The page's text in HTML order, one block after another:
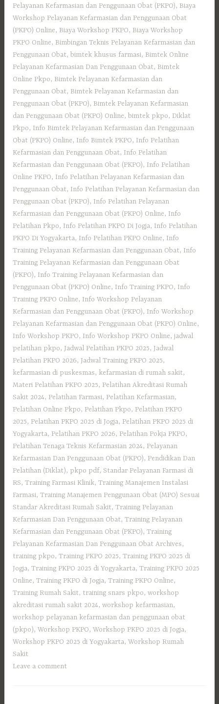
Pelayanan Kefarmasian dan Penggunaan Obat (PKPO), Biaya
Workshop Pelayanan Kefarmasian dan Penggunaan Obat
(PKPO) Online, Biaya Workshop PKPO, Biaya Workshop
PKPO Online, Bimbingan Teknis Pelayanan Kefarmasian dan
Penggunaan Obat, bimtek khusus farmasi, Bimtek Online
Pelayanan Kefarmasian Dan Penggunaan Obat, Bimtek
Online Pkpo, Bimtek Pelayanan Kefarmasian dan
Penggunaan Obat, Bimtek Pelayanan Kefarmasian dan
Penggunaan Obat (PKPO), Bimtek Pelayanan Kefarmasian
dan Penggunaan Obat (PKPO) Online, bimtek pkpo,Diklat
Pkpo, Info Bimtek Pelayanan Kefarmasian dan Penggunaan
Obat (PKPO) Online, Info Bimtek PKPO, Info Pelatihan
Kefarmasian dan Penggunaan Obat, Info Pelatihan
Kefarmasian dan Penggunaan Obat (PKPO), Info Pelatihan
Online PKPO, Info Pelatihan Pelayanan Kefarmasian dan
Penggunaan Obat, Info Pelatihan Pelayanan Kefarmasian dan
Penggunaan Obat (PKPO), Info Pelatihan Pelayanan
Kefarmasian dan Penggunaan Obat (PKPO) Online, Info
Pelatihan Pkpo, Info Pelatihan PKPO Di Jogja, Info Pelatihan
PKPO Di Yogyakarta, Info Pelatihan PKPO Online, Info
Training Pelayanan Kefarmasian dan Penggunaan Obat, Info
Training Pelayanan Kefarmasian dan Penggunaan Obat
(PKPO), Info Training Pelayanan Kefarmasian dan
Penggunaan Obat (PKPO) Online, Info Training PKPO, Info
Training PKPO Online, Info Workshop Pelayanan
Kefarmasian dan Penggunaan Obat (PKPO), Info Workshop
Pelayanan Kefarmasian dan Penggunaan Obat (PKPO) Online,
Info Workshop PKPO, Info Workshop PKPO Online,jadwal
pelatihan pkpo, Jadwal Pelatihan PKPO 2025, Jadwal
Pelatihan PKPO 2026, Jadwal Training PKPO 2025,
kefarmasian di puskesmas, kefarmasian di rumah sakit,
Materi Pelatihan PKPO 2025, Pelatihan Akreditasi Rumah
Sakit 2024, Pelatihan Farmasi, Pelatihan Kefarmasian,
Pelatihan Online Pkpo, Pelatihan Pkpo, Pelatihan PKPO
2025, Pelatihan PKPO 2025 di Jogja, Pelatihan PKPO 2025 di
Yogyakarta, Pelatihan PKPO 2026, Pelatihan Pokja PKPO,
Pelatihan Tenaga Teknis Kefarmasian 2024, Pelayanan
Kefarmasian Dan Penggunaan Obat (PKPO), Pendidikan Dan
Pelatihan (Diklat), pkpo pdf, Standar Pelayanan Farmasi di
RS,Training Farmasi Klinik,Training Manajemen Instalasi
Farmasi,Training Manajemen Penggunaan Obat (MPO) Sesuai
Standar Akreditasi Rumah Sakit,Training Pelayanan
Kefarmasian Dan Penggunaan Obat,Training Pelayanan
Kefarmasian dan Penggunaan Obat (PKPO),Training
Pelayanan Kefarmasian Dan Penggunaan Obat Archives,
training pkpo,Training PKPO 2025,Training PKPO 2025 di
Jogja,Training PKPO 2025 di Yogyakarta,Training PKPO 2025
Online,Training PKPO di Jogja,Training PKPO Online,
Training Rumah Sakit, training snars pkpo,workshop
akreditasi rumah sakit 2024,workshop kefarmasian,
workshop pelayanan kefarmasian dan penggunaan obat
(pkpo),Workshop PKPO,Workshop PKPO 2025 di Jogja,
Workshop PKPO 2025 di Yogyakarta,Workshop Rumah
Sakit
Leave a comment